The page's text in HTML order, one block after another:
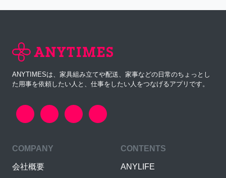
ANYTIMESは、家具組み立てや配送、家事などの日常のちょっとし
た用事を依頼したい人と、仕事をしたい人をつなげるアプリです。
COMPANY
会社概要
CONTENTS
ANYLIFE